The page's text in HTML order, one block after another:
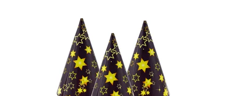
papierovy klobucik hviezdy 1ks v bleni uni velkost na gumicku